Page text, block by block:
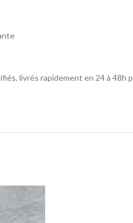
livrés rapidement en 24 à